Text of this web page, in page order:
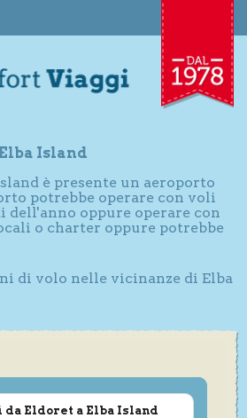
Island
è presente un aeroporto
potrebbe operare con voli
oppure operare con
o charter oppure potrebbe
di volo nelle vicinanze di Elba
da Eldoret a Elba Island